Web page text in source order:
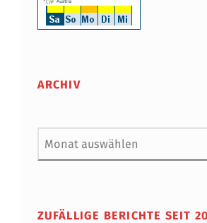
ARCHIV
Archiv
ZUFÄLLIGE BERICHTE SEIT